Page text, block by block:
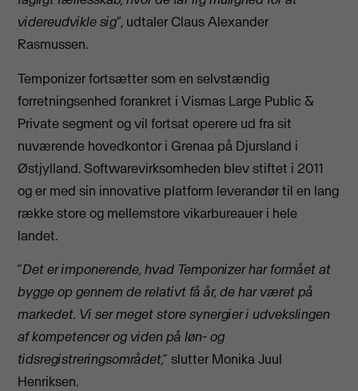
videreudvikle sig”, udtaler Claus Alexander
Rasmussen.
Temponizer fortsætter som en selvstændig
forretningsenhed forankret i Vismas Large Public &
Private segment og vil fortsat operere ud fra sit
nuværende hovedkontor i Grenaa på Djursland i
Østjylland. Softwarevirksomheden blev stiftet i 2011
og er med sin innovative platform leverandør til en lang
række store og mellemstore vikarbureauer i hele
landet.
”Det er imponerende, hvad Temponizer har formået at
bygge op gennem de relativt få år, de har været på
markedet. Vi ser meget store synergier i udvekslingen
af kompetencer og viden på løn- og
tidsregistreringsområdet,”slutter Monika Juul
Henriksen.